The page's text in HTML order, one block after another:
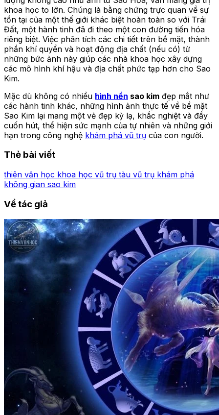
khoa học to lớn. Chúng là bằng chứng trực quan về sự
tồn tại của một thế giới khác biệt hoàn toàn so với Trái
Đất, một hành tinh đã đi theo một con đường tiến hóa
riêng biệt. Việc phân tích các chi tiết trên bề mặt, thành
phần khí quyển và hoạt động địa chất (nếu có) từ
những bức ảnh này giúp các nhà khoa học xây dựng
các mô hình khí hậu và địa chất phức tạp hơn cho Sao
Kim.
Mặc dù không có nhiều hình nền sao kim đẹp mắt như
các hành tinh khác, những hình ảnh thực tế về bề mặt
Sao Kim lại mang một vẻ đẹp kỳ lạ, khắc nghiệt và đầy
cuốn hút, thể hiện sức mạnh của tự nhiên và những giới
hạn trong công nghệ khám phá vũ trụ của con người.
Thẻ bài viết
thiên văn học khoa học vũ trụ tàu vũ trụ khám phá
không gian sao kim
Về tác giả